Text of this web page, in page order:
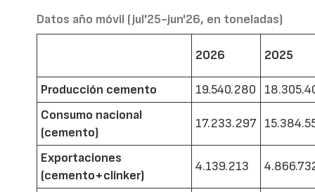
Datos año móvil (jul'25-jun'26, en toneladas)
2026 2025
Producción cemento 19.540.280
Consumo nacional
(cemento)
17.233.297
Exportaciones
(cemento+clínker)
4.139.213